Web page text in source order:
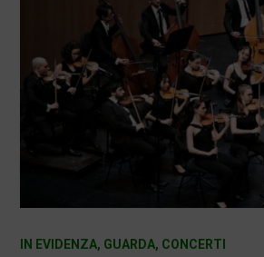
IN EVIDENZA, GUARDA, CONCERTI